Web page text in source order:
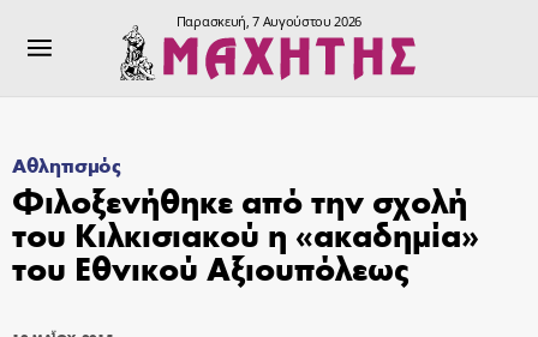
Παρασκευή, 7 Αυγούστου 2026
Αθλητισμός
Φιλοξενήθηκε από την σχολή
του Κιλκισιακού η «ακαδημία»
του Εθνικού Αξιουπόλεως